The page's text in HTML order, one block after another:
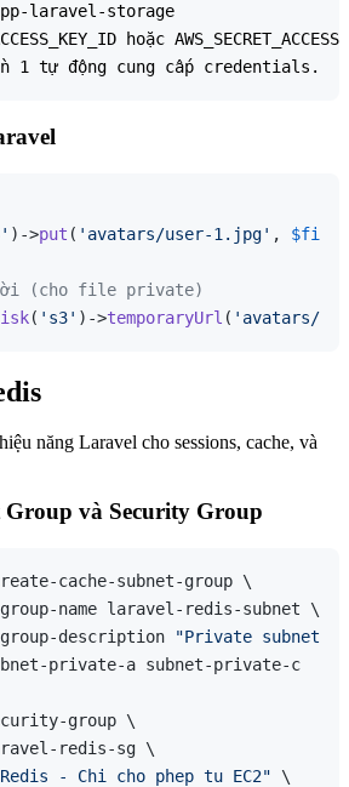
app-laravel-storage
hoặc
)->put ( 'avatars/user-1.jpg' , $file
(cho file private)
( 's3' )->temporaryUrl ( 'avatars/
năng Laravel cho sessions, cache, và
Group và Security Group
cache-subnet-group \
name laravel-redis-subnet \
description
"Private subnets
private-a subnet-private-c
group \
redis-sg \
- Chi cho phep tu EC2" \